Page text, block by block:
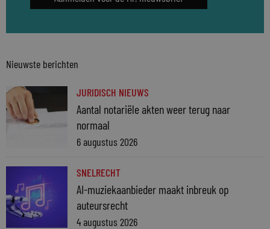
Nieuwste berichten
JURIDISCH NIEUWS
Aantal notariële akten weer terug naar
normaal
6 augustus 2026
SNELRECHT
AI-muziekaanbieder maakt inbreuk op
auteursrecht
4 augustus 2026